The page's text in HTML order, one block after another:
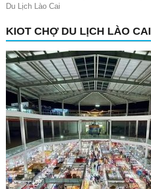
Du Lịch Lào Cai
KIOT CHỢ DU LỊCH LÀO CAI